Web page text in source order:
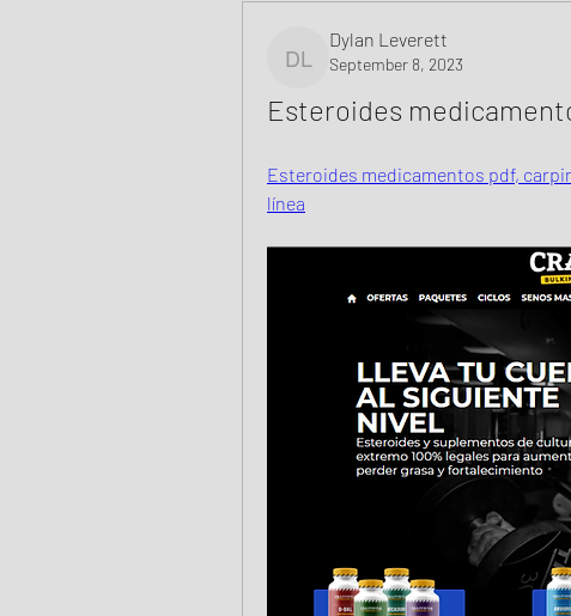
Dylan Leverett
Dylan Leverett
September 8, 2023
Esteroides
Esteroides medicamentos pdf,
línea